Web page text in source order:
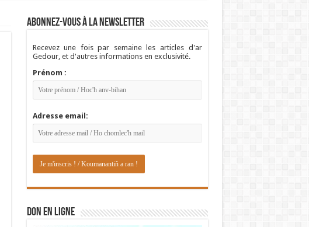
Abonnez-vous à la newsletter
Recevez une fois par semaine les articles d'ar
Gedour, et d'autres informations en exclusivité.
Prénom :
Adresse email:
DON EN LIGNE